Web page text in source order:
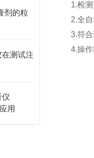
剂的粒
测试注
仪
用
1.检
2.全
3.符
4.操